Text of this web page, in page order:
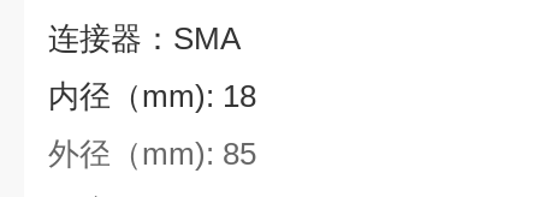
连接器：SMA
内径（mm): 18
外径（mm): 85